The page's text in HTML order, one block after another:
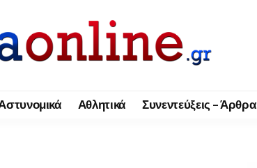
Αθλητικά Συνεντεύξεις – Άρθρα